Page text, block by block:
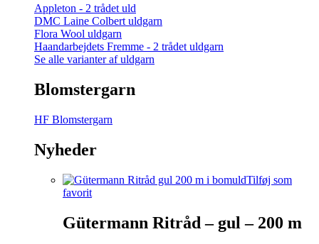
Appleton - 2 trådet uld
DMC Laine Colbert uldgarn
Flora Wool uldgarn
Haandarbejdets Fremme - 2 trådet uldgarn
Se alle varianter af uldgarn
Blomstergarn
HF Blomstergarn
Nyheder
Tilføj som
favorit
Gütermann Ritråd – gul – 200 m